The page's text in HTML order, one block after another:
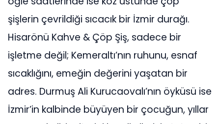
şişlerin çevrildiği sıcacık bir İzmir durağı.
Hisarönü Kahve & Çöp Şiş, sadece bir
işletme değil; Kemeraltı’nın ruhunu, esnaf
sıcaklığını, emeğin değerini yaşatan bir
adres. Durmuş Ali Kurucaovalı’nın öyküsü ise
İzmir’in kalbinde büyüyen bir çocuğun, yıllar